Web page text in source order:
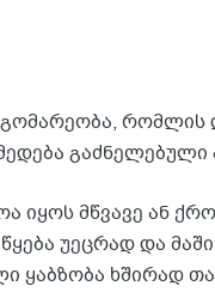
გაძნელებული
იყოს მწვავე ან
უეცრად და
ყაბზობა ხშირად